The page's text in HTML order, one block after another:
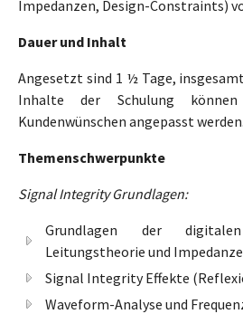
Impedanzen, Design-Constraints)
Dauer und Inhalt
Angesetzt sind 1 ½ Tage,
Inhalte der Schulung
Kundenwünschen angepasst werden.
Themenschwerpunkte
Signal Integrity Grundlagen:
Grundlagen der digitalen
Leitungstheorie und
Signal Integrity Effekte
Waveform-Analyse und